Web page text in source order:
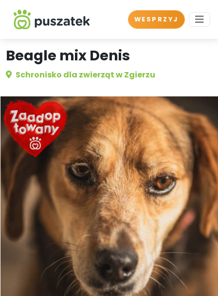
WESPRZYJ
Beagle mix Denis
Schronisko dla zwierząt w Zgierzu